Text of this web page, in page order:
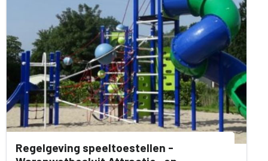
Regelgeving speeltoestellen -